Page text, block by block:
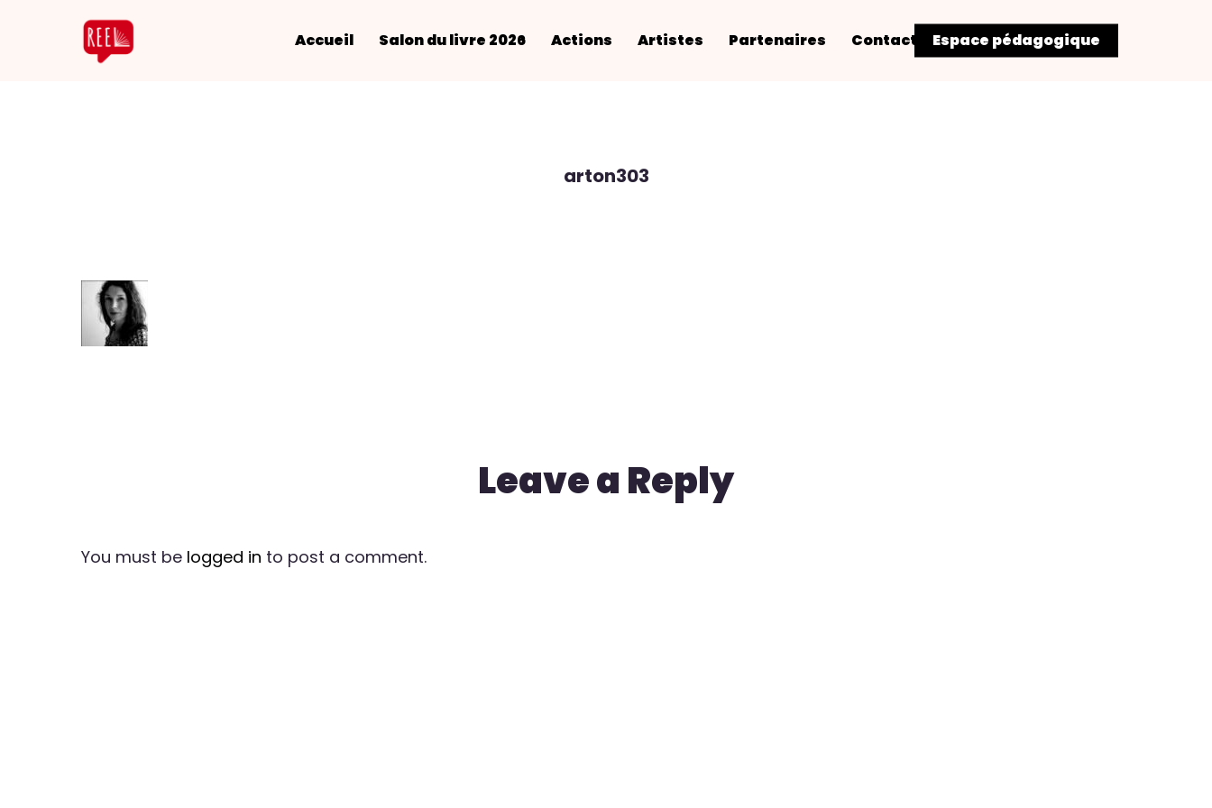
Accueil Salon du livre 2026 Actions Artistes Partenaires Contact Espace pédagogique
arton303
Leave a Reply
You must be logged in to post a comment.